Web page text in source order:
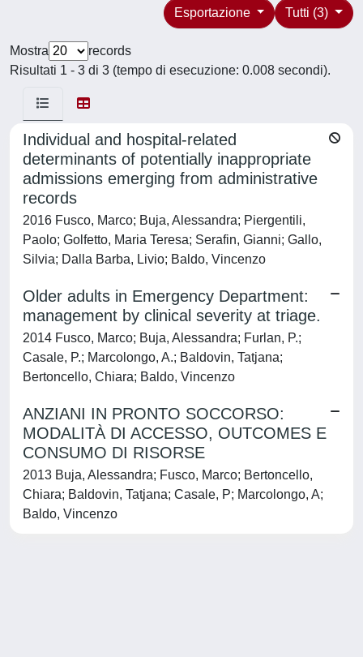
Tutti (3)
Esportazione
Mostra
records
Risultati 1 - 3 di 3 (tempo di esecuzione: 0.008 secondi).
Individual and hospital-related
determinants of potentially inappropriate
admissions emerging from administrative
records
2016 Fusco, Marco; Buja, Alessandra; Piergentili,
Paolo; Golfetto, Maria Teresa; Serafin, Gianni; Gallo,
Silvia; Dalla Barba, Livio; Baldo, Vincenzo
Older adults in Emergency Department:
management by clinical severity at triage.
2014 Fusco, Marco; Buja, Alessandra; Furlan, P.;
Casale, P.; Marcolongo, A.; Baldovin, Tatjana;
Bertoncello, Chiara; Baldo, Vincenzo
ANZIANI IN PRONTO SOCCORSO:
MODALITÀ DI ACCESSO, OUTCOMES E
CONSUMO DI RISORSE
2013 Buja, Alessandra; Fusco, Marco; Bertoncello,
Chiara; Baldovin, Tatjana; Casale, P; Marcolongo, A;
Baldo, Vincenzo